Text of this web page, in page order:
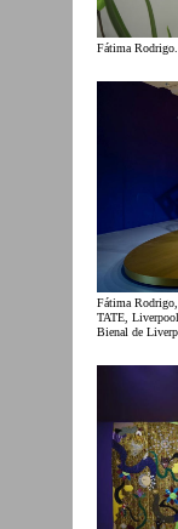
Fátima
Fátima Rodrigo,
TATE,
Bienal de